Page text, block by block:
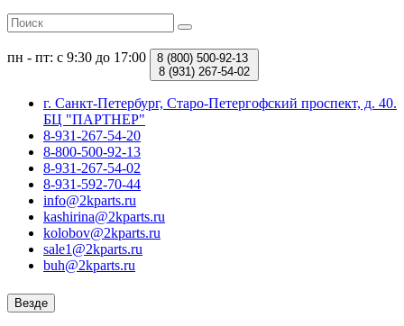
пн - пт: с 9:30 до 17:00 8 (800) 500-92-13
8 (931) 267-54-02
г. Санкт-Петербург, Старо-Петергофский проспект, д. 40.
БЦ "ПАРТНЕР"
8-931-267-54-20
8-800-500-92-13
8-931-267-54-02
8-931-592-70-44
info@2kparts.ru
kashirina@2kparts.ru
kolobov@2kparts.ru
sale1@2kparts.ru
buh@2kparts.ru
Везде